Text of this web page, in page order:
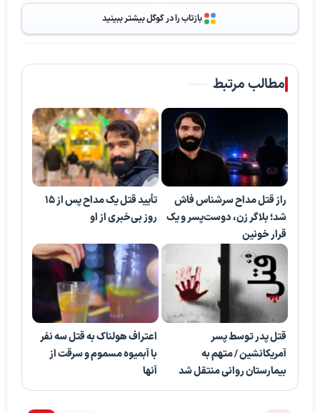
بازتاب را در گوگل بیشتر ببینید
مطالب مرتبط
راز قتل مداح سرشناس فاش
شد؛ بلاگر زن، دوست‌پسر و یک
قرار خونین
تأیید قتل یک مداح پس از ۱۵
روز بی‌خبری از او
قتل پدر توسط پسر
آمریکانشین / متهم به
بیمارستان روانی منتقل شد
اعتراف هولناک به قتل سه نفر
با آبمیوه مسموم و سرقت از
آنها